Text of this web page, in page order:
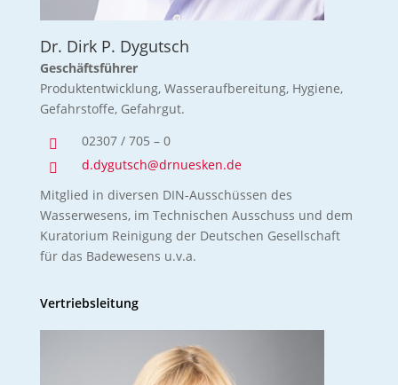
Dr. Dirk P. Dygutsch
Geschäftsführer
Produktentwicklung, Wasseraufbereitung, Hygiene,
Gefahrstoffe, Gefahrgut.
 02307 / 705 – 0

d.dygutsch@drnuesken.de
Mitglied in diversen DIN-Ausschüssen des
Wasserwesens, im Technischen Ausschuss und dem
Kuratorium Reinigung der Deutschen Gesellschaft
für das Badewesens u.v.a.
Vertriebsleitung